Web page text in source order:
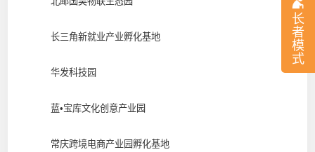
长
者
模
式
长三角新就业产业孵化基地
华发科技园
蓝•宝库文化创意产业园
常庆跨境电商产业园孵化基地